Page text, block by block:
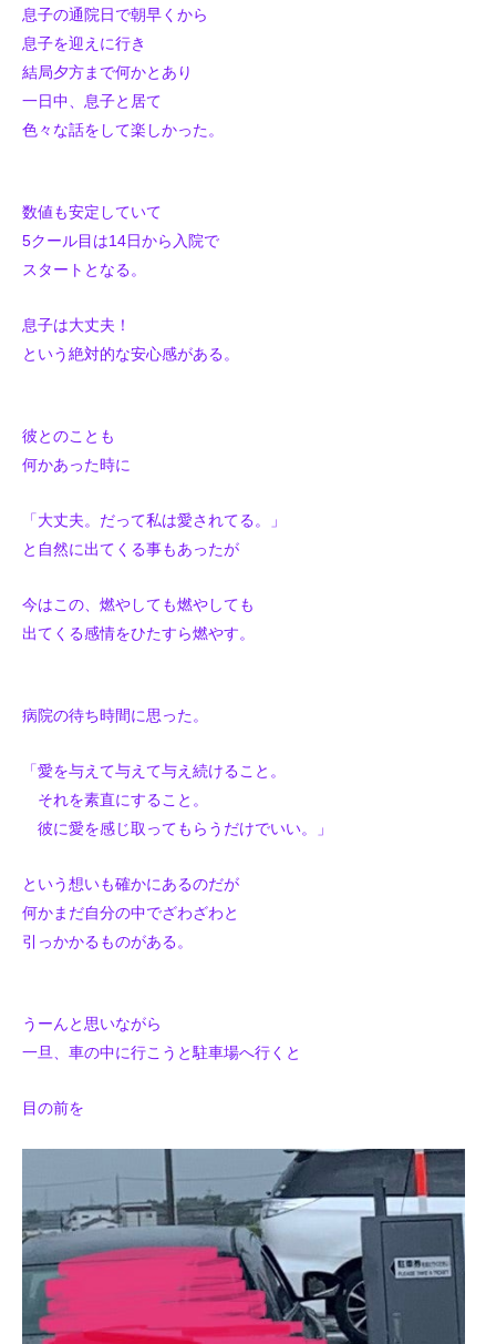
息子の通院日で朝早くから
息子を迎えに行き
結局夕方まで何かとあり
一日中、息子と居て
色々な話をして楽しかった。
数値も安定していて
5クール目は14日から入院で
スタートとなる。
息子は大丈夫！
という絶対的な安心感がある。
彼とのことも
何かあった時に
「大丈夫。だって私は愛されてる。」
と自然に出てくる事もあったが
今はこの、燃やしても燃やしても
出てくる感情をひたすら燃やす。
病院の待ち時間に思った。
「愛を与えて与えて与え続けること。
それを素直にすること。
彼に愛を感じ取ってもらうだけでいい。」
という想いも確かにあるのだが
何かまだ自分の中でざわざわと
引っかかるものがある。
うーんと思いながら
一旦、車の中に行こうと駐車場へ行くと
目の前を